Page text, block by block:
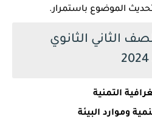
الموضوع باستمرار.
الثاني الثانوي
التمنية
وموارد البيئة